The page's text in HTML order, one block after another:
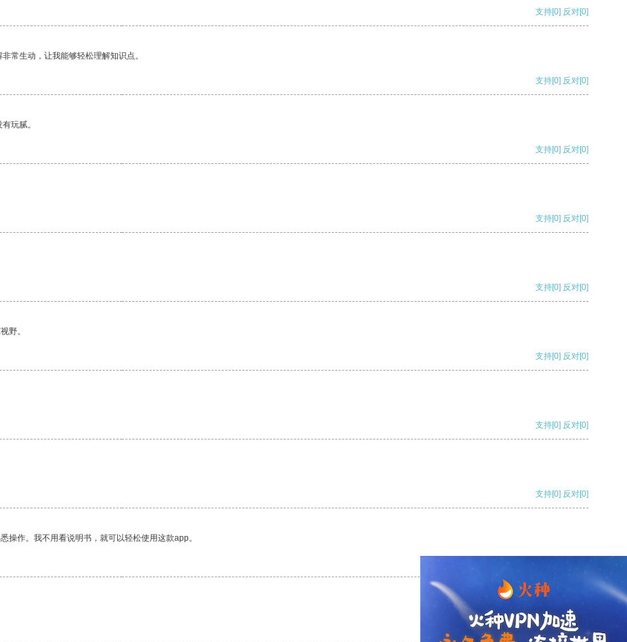
支持[0] 反对[0]
常生动，让我能够轻松理解知识点。
支持[0] 反对[0]
玩腻。
支持[0] 反对[0]
支持[0] 反对[0]
支持[0] 反对[0]
野。
支持[0] 反对[0]
支持[0] 反对[0]
支持[0] 反对[0]
操作。我不用看说明书，就可以轻松使用这款app。
支持 [0] 反对 [0]